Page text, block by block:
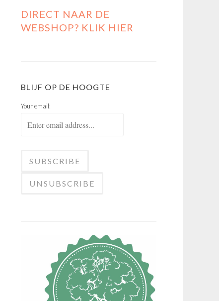
DIRECT NAAR DE
WEBSHOP? KLIK HIER
BLIJF OP DE HOOGTE
Your email: